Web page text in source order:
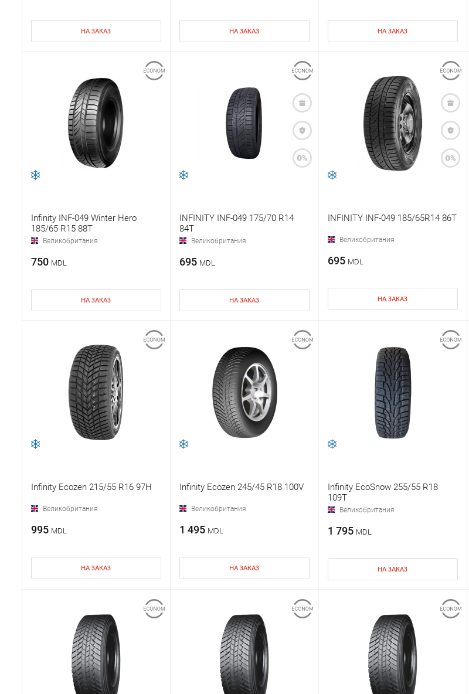
НА ЗАКАЗ НА ЗАКАЗ НА ЗАКАЗ
Infinity INF-049 Winter Hero
185/65 R15 88T
Великобритания
750 MDL
НА ЗАКАЗ
INFINITY INF-049 175/70 R14
84T
Великобритания
695 MDL
НА ЗАКАЗ
INFINITY INF-049 185/65R14 86T
Великобритания
695 MDL
НА ЗАКАЗ
Infinity Ecozen 215/55 R16 97H
Великобритания
995 MDL
НА ЗАКАЗ
Infinity Ecozen 245/45 R18 100V
Великобритания
1 495 MDL
НА ЗАКАЗ
Infinity EcoSnow 255/55 R18
109T
Великобритания
1 795 MDL
НА ЗАКАЗ